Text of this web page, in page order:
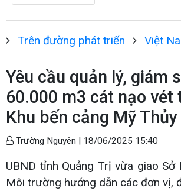
Trên đường phát triển Việt
Yêu cầu quản lý, giám
60.000 m3 cát nạo vét
Khu bến cảng Mỹ Thủy
Trường Nguyên | 18/06/2025 15:40
UBND tỉnh Quảng Trị vừa giao Sở
Môi trường hướng dẫn các đơn vị,